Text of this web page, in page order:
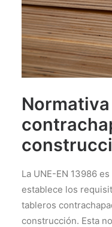
La UNE-EN 13986
establece los
tableros
construcción. Esta